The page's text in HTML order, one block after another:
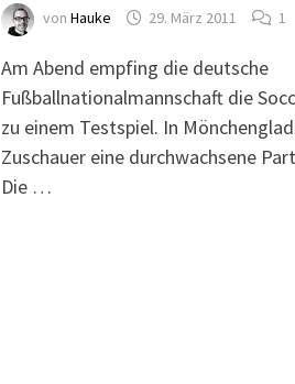
von Hauke 29. März 2011 1
Am Abend empfing die deutsche
Fußballnationalmannschaft die
zu einem Testspiel. In
Zuschauer eine durchwachsene
Die …